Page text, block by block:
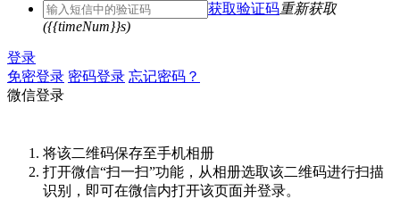
获取验证码重新获取
({{timeNum}}s)
登录
免密登录 密码登录 忘记密码？
微信登录
将该二维码保存至手机相册
打开微信“扫一扫”功能，从相册选取该二维码进行扫描
识别，即可在微信内打开该页面并登录。